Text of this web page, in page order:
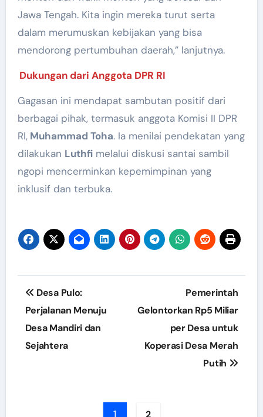
Jawa Tengah. Kita ingin mereka turut serta
dalam merumuskan kebijakan yang bisa
mendorong pertumbuhan daerah,” lanjutnya.
Dukungan dari Anggota DPR RI
Gagasan ini mendapat sambutan positif dari
berbagai pihak, termasuk anggota Komisi II DPR
RI,Muhammad Toha. Ia menilai pendekatan yang
dilakukan Luthfimelalui diskusi santai sambil
ngopi mencerminkan kepemimpinan yang
inklusif dan terbuka.
Post
navigation
Desa Pulo:
Perjalanan Menuju
Desa Mandiri dan
Sejahtera
Pemerintah
Gelontorkan Rp5 Miliar
per Desa untuk
Koperasi Desa Merah
Putih
1 2